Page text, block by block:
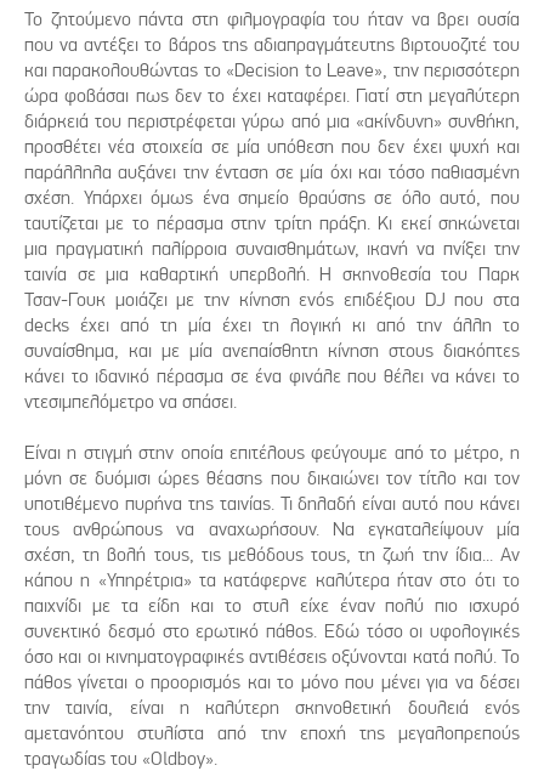
Το ζητούμενο πάντα στη φιλμογραφία του ήταν να βρει ουσία
που να αντέξει το βάρος της αδιαπραγμάτευτης βιρτουοζιτέ του
και παρακολουθώντας το «Decision to Leave», την περισσότερη
ώρα φοβάσαι πως δεν το έχει καταφέρει. Γιατί στη μεγαλύτερη
διάρκειά του περιστρέφεται γύρω από μια «ακίνδυνη» συνθήκη,
προσθέτει νέα στοιχεία σε μία υπόθεση που δεν έχει ψυχή και
παράλληλα αυξάνει την ένταση σε μία όχι και τόσο παθιασμένη
σχέση. Υπάρχει όμως ένα σημείο θραύσης σε όλο αυτό, που
ταυτίζεται με το πέρασμα στην τρίτη πράξη. Κι εκεί σηκώνεται
μια πραγματική παλίρροια συναισθημάτων, ικανή να πνίξει την
ταινία σε μια καθαρτική υπερβολή. Η σκηνοθεσία του Παρκ
Τσαν-Γουκ μοιάζει με την κίνηση ενός επιδέξιου DJ που στα
decks έχει από τη μία έχει τη λογική κι από την άλλη το
συναίσθημα, και με μία ανεπαίσθητη κίνηση στους διακόπτες
κάνει το ιδανικό πέρασμα σε ένα φινάλε που θέλει να κάνει το
ντεσιμπελόμετρο να σπάσει.
Είναι η στιγμή στην οποία επιτέλους φεύγουμε από το μέτρο, η
μόνη σε δυόμισι ώρες θέασης που δικαιώνει τον τίτλο και τον
υποτιθέμενο πυρήνα της ταινίας. Τι δηλαδή είναι αυτό που κάνει
τους ανθρώπους να αναχωρήσουν. Να εγκαταλείψουν μία
σχέση, τη βολή τους, τις μεθόδους τους, τη ζωή την ίδια... Αν
κάπου η «Υπηρέτρια» τα κατάφερνε καλύτερα ήταν στο ότι το
παιχνίδι με τα είδη και το στυλ είχε έναν πολύ πιο ισχυρό
συνεκτικό δεσμό στο ερωτικό πάθος. Εδώ τόσο οι υφολογικές
όσο και οι κινηματογραφικές αντιθέσεις οξύνονται κατά πολύ. Το
πάθος γίνεται ο προορισμός και το μόνο που μένει για να δέσει
την ταινία, είναι η καλύτερη σκηνοθετική δουλειά ενός
αμετανόητου στυλίστα από την εποχή της μεγαλοπρεπούς
τραγωδίας του «Oldboy».